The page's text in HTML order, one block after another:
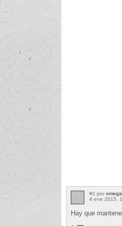
#1 por
4 ene 2015,
Hay que